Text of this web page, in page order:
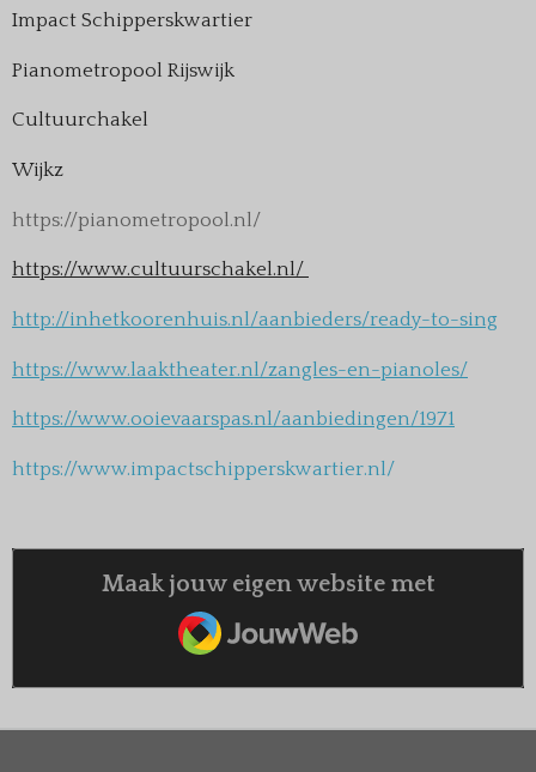
Impact Schipperskwartier
Pianometropool Rijswijk
Cultuurchakel
Wijkz
https://pianometropool.nl/
https://www.cultuurschakel.nl/
http://inhetkoorenhuis.nl/aanbieders/ready-to-sing
https://www.laaktheater.nl/zangles-en-pianoles/
https://www.ooievaarspas.nl/aanbiedingen/1971
https://www.impactschipperskwartier.nl/
Maak jouw eigen website met
JouwWeb